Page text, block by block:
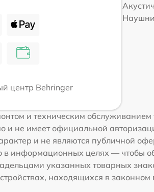
центр Behringer
и техническим
и не имеет официальной
и не являются публичной
в информационных целях — чтобы
указанных товарных
находящихся в